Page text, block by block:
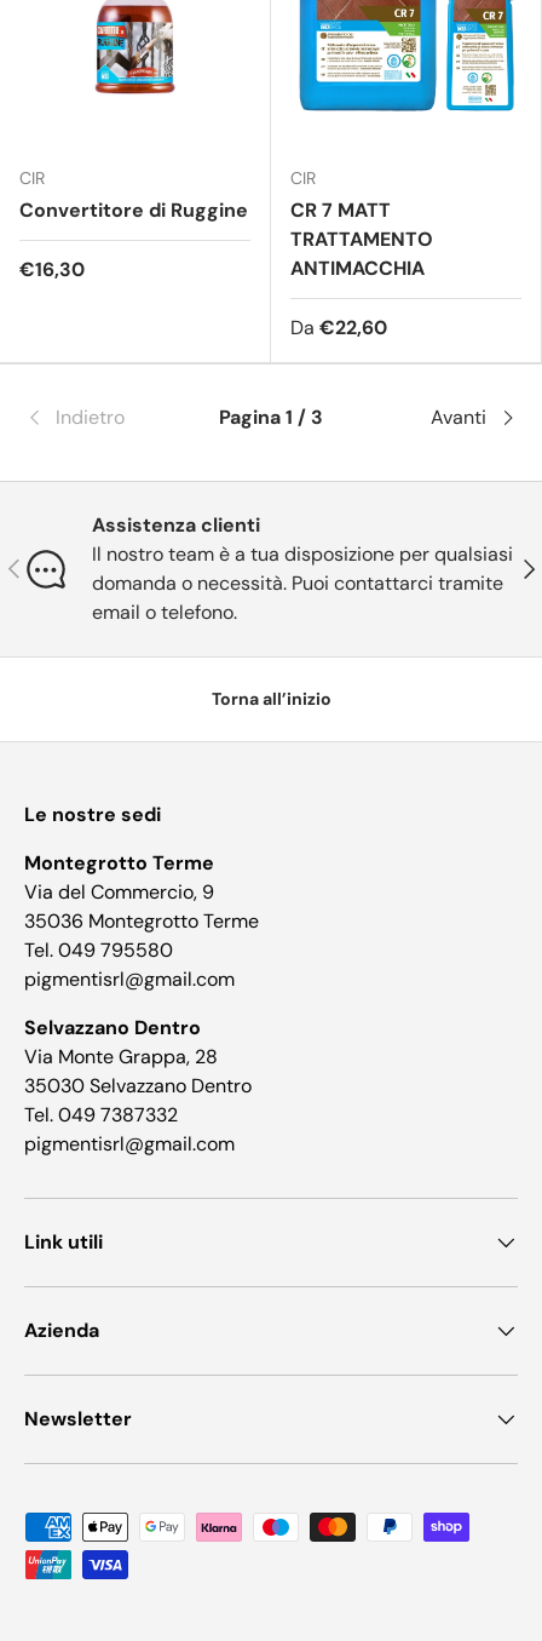
CIR
Convertitore di Ruggine
€16,30
CIR
CR 7 MATT
TRATTAMENTO
ANTIMACCHIA
Da €22,60
Indietro Pagina 1 / 3 Avanti
Indietro
Assistenza clienti
Il nostro team è a tua disposizione per qualsiasi
domanda o necessità. Puoi contattarci tramite
email o telefono.
Torna all’inizio
Le nostre sedi
Montegrotto Terme
Via del Commercio, 9
35036 Montegrotto Terme
Tel. 049 795580
pigmentisrl@gmail.com
Selvazzano Dentro
Via Monte Grappa, 28
35030 Selvazzano Dentro
Tel. 049 7387332
pigmentisrl@gmail.com
Link utili
Azienda
Newsletter
Metodi di pagamento accettati